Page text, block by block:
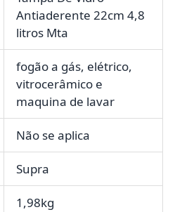
Antiaderente 22cm 4,8
litros Mta
fogão a gás, elétrico,
vitrocerâmico e
maquina de lavar
Não se aplica
Supra
1,98kg